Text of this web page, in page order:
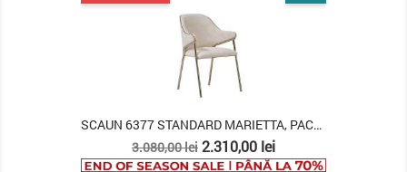
SCAUN 6377 STANDARD MARIETTA, PACHET 2 BUCATI
Pret
de
3.080,00 lei Pret
2.310,00 lei